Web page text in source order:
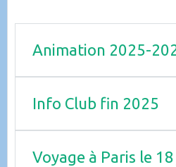
Animation 2025-
Info Club fin 2025
Voyage à Paris le